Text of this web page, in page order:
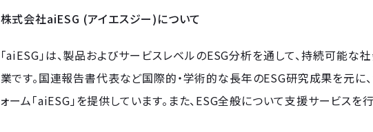
株式会社aiESG (アイエスジー)について
「aiESG」は、製品およびサービスレベルのESG分析を通して、持続可能
業です。国連報告書代表など国際的・学術的な長年のESG研究成果を元に
ォーム「aiESG」を提供しています。また、ESG全般について支援サービスを